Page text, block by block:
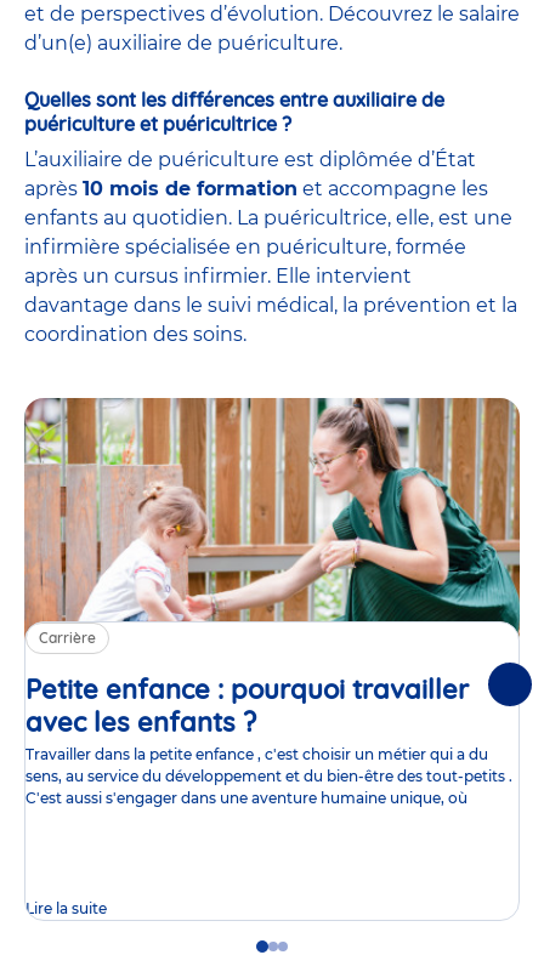
et de perspectives d’évolution. Découvrez le salaire
d’un(e) auxiliaire de puériculture.
Quelles sont les différences entre auxiliaire de
puériculture et puéricultrice ?
L’auxiliaire de puériculture est diplômée d’État
après 10 mois de formation et accompagne les
enfants au quotidien. La puéricultrice, elle, est une
infirmière spécialisée en puériculture, formée
après un cursus infirmier. Elle intervient
davantage dans le suivi médical, la prévention et la
coordination des soins.
Carrière
Petite enfance : pourquoi travailler
avec les enfants ?Article
Travailler dans la petite enfance , c'est choisir un métier qui a du
sens, au service du développement et du bien-être des tout-petits .
C'est aussi s'engager dans une aventure humaine unique, où
Lire la suite
GoGoGo